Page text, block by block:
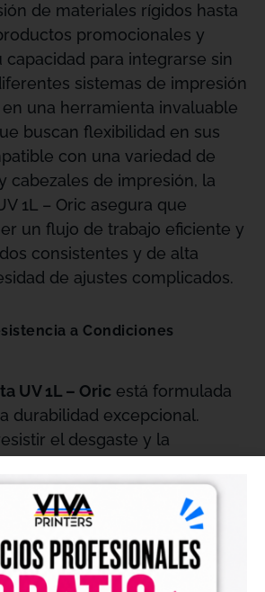
de materiales rígidos hasta
promocionales y
capacidad para integrarse sin
sistemas de impresión
una herramienta invaluable
buscan flexibilidad en sus
con una variedad de
cabezales de impresión, la
1L – Oric asegura que
un flujo de trabajo eficiente y
consistentes y de alta
de ajustes complicados.
a Condiciones
UV 1L – Oric está formulada
durabilidad excepcional.
el desgaste y la
impresiones incluso en
Ya sea que tus
expuestos a la luz solar, la
La tinta garantiza que tus
su apariencia